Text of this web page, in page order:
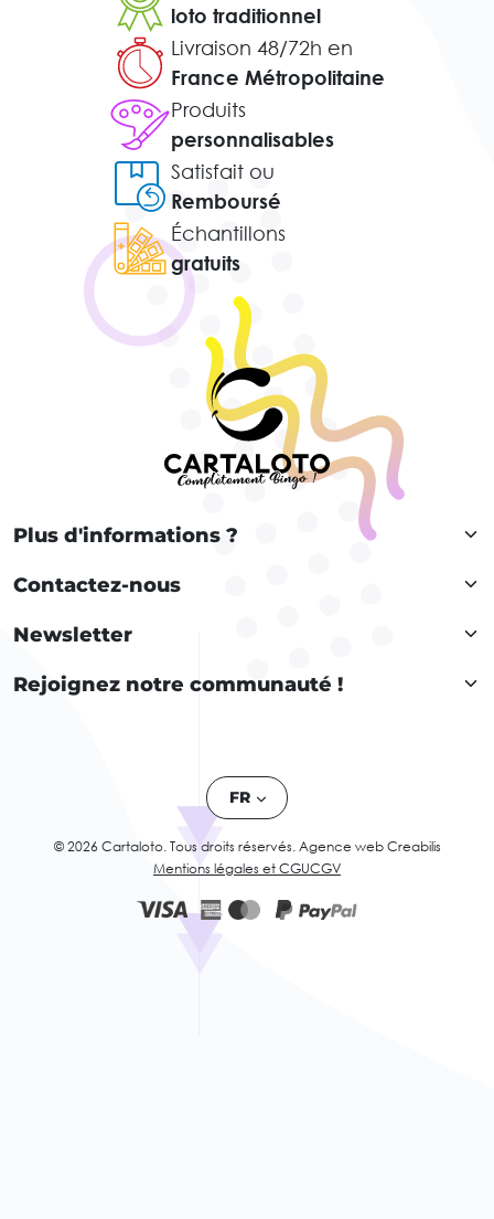
loto traditionnel
Livraison 48/72h en
France Métropolitaine
Produits
personnalisables
Satisfait ou
Remboursé
Échantillons
gratuits
Plus d'informations ?
Contactez-nous
Newsletter
Rejoignez notre communauté !
FR
© 2026 Cartaloto. Tous droits réservés. Agence web Creabilis
Mentions légales et CGUCGV